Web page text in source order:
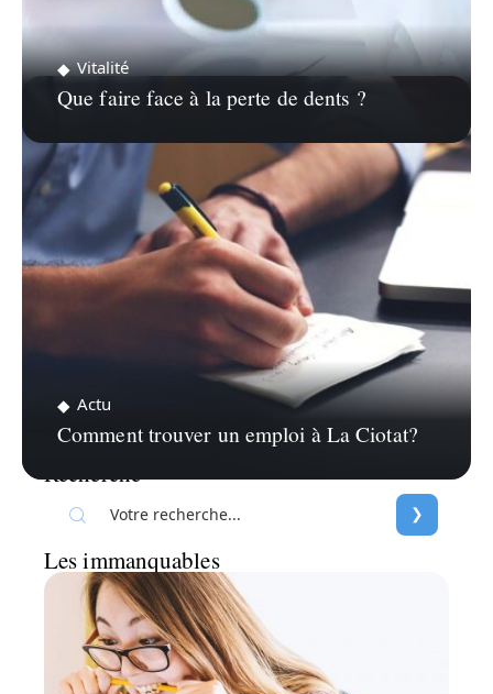
Vitalité
Que faire face à la perte de dents ?
Actu
Comment trouver un emploi à La Ciotat?
Recherche
Les immanquables